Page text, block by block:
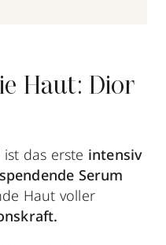
Haut: Dior
ist das erste intensiv
Serum
Haut voller